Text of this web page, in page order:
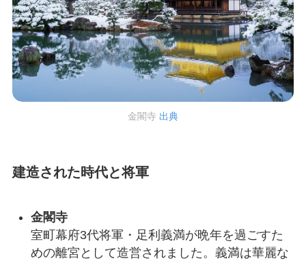
金閣寺 出典
建造された時代と将軍
金閣寺
室町幕府3代将軍・足利義満が晩年を過ごすた
めの離宮として造営されました。義満は華麗な